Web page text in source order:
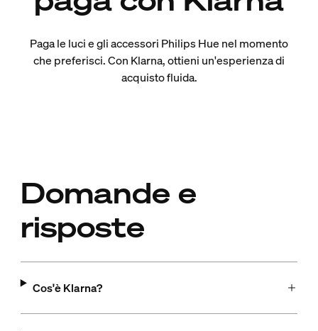
Paga le luci e gli accessori Philips Hue nel momento
che preferisci. Con Klarna, ottieni un'esperienza di
acquisto fluida.
Domande e
risposte
Cos'è Klarna?